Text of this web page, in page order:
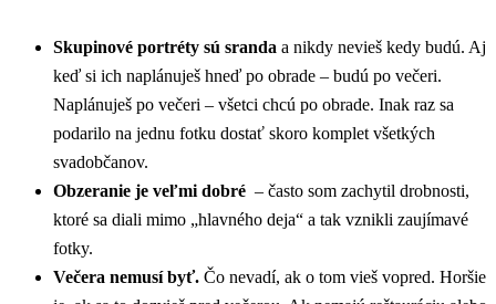
Skupinové portréty sú sranda a nikdy nevieš kedy budú. Aj
keď si ich naplánuješ hneď po obrade – budú po večeri.
Naplánuješ po večeri – všetci chcú po obrade. Inak raz sa
podarilo na jednu fotku dostať skoro komplet všetkých
svadobčanov.
Obzeranie je veľmi dobré – často som zachytil drobnosti,
ktoré sa diali mimo „hlavného deja“ a tak vznikli zaujímavé
fotky.
Večera nemusí byť. Čo nevadí, ak o tom vieš vopred. Horšie